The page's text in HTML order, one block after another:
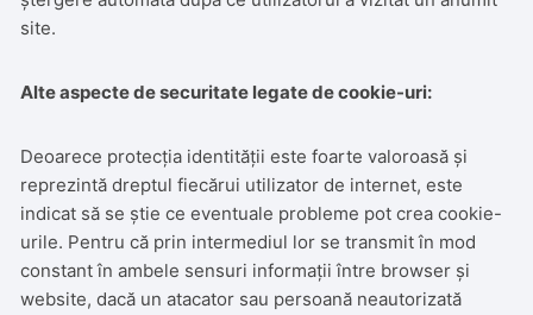
site.
Alte aspecte de securitate legate de cookie-uri:
Deoarece protecția identității este foarte valoroasă și
reprezintă dreptul fiecărui utilizator de internet, este
indicat să se știe ce eventuale probleme pot crea cookie-
urile. Pentru că prin intermediul lor se transmit în mod
constant în ambele sensuri informații între browser și
website, dacă un atacator sau persoană neautorizată